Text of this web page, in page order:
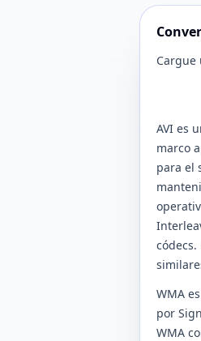
Cargue
AVI es
marco
para el
WMA
por
WMA